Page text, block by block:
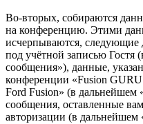
Во-вторых, собираются
на конференцию. Этими
исчерпываются,
под учётной записью
сообщения»), данные,
конференции «Fusion
Ford Fusion» (в дальнейшем
сообщения, оставленные
авторизации (в